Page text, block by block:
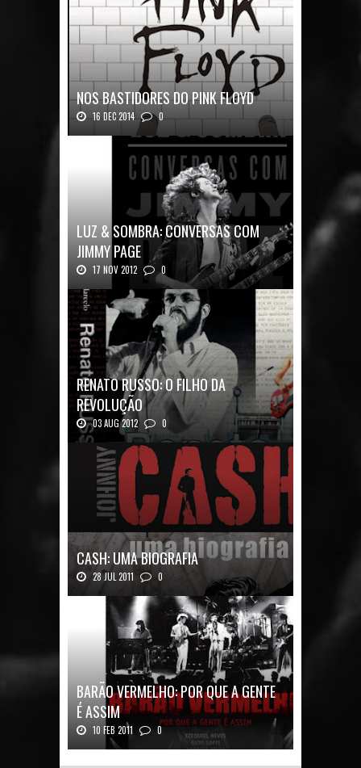
NOS BASTIDORES DO PINK FLOYD
16 DEC 2014 0
Nos Bastidores do Pink Floyd Autor: Mark B...
LUZ & SOMBRA: CONVERSAS COM
JIMMY PAGE
17 NOV 2012 0
Luz & Sombra: Conversas com Jimmy Pag...
RENATO RUSSO: O FILHO DA
REVOLUÇÃO
03 AUG 2012 0
Renato Russo: O Filho da Revolução Autor: Car...
CASH: UMA BIOGRAFIA
28 JUL 2011 0
Quadrinhos alemães contam a história de um
BARÃO VERMELHO: POR QUE A GENTE
É ASSIM
10 FEB 2011 0
Barão Vermelho: Por que a Gente é